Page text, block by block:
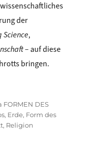
der
Science,
– auf diese
bringen.
WELT DURCH
DES
, Erde, Form des
, Religion